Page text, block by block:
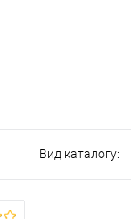
Вид каталогу: